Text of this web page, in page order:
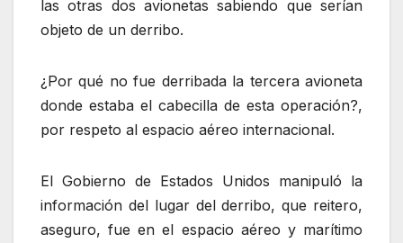
las otras dos avionetas sabiendo que serían
objeto de un derribo.
¿Por qué no fue derribada la tercera avioneta
donde estaba el cabecilla de esta operación?,
por respeto al espacio aéreo internacional.
El Gobierno de Estados Unidos manipuló la
información del lugar del derribo, que reitero,
aseguro, fue en el espacio aéreo y marítimo